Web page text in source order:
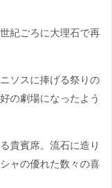
紀ごろに大理石で再
ソスに捧げる祭りの
の劇場になったよう
貴賓席。流石に造り
ャの優れた数々の喜